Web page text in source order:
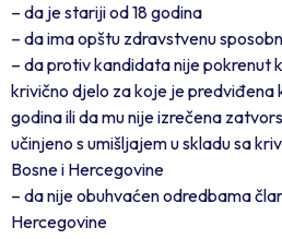
– da je stariji od 18 godina
– da ima opštu zdravstvenu
– da protiv kandidata nije pokrenut
krivično djelo za koje je predviđena
godina ili da mu nije izrečena
učinjeno s umišljajem u skladu sa
Bosne i Hercegovine
– da nije obuhvaćen odredbama
Hercegovine